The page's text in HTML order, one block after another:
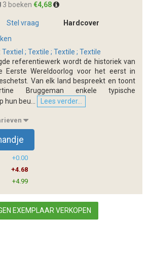
3 boeken €4,68
Stel vraag
Hardcover
Textiel ; Textile ; Textile ; Textile
referentiewerk wordt de historiek van
Wereldoorlog voor het eerst in
Van elk land bespreekt en toont
Bruggeman enkele typische
beu...
Lees verder...
+0.00
+4.68
+4.99
EXEMPLAAR VERKOPEN